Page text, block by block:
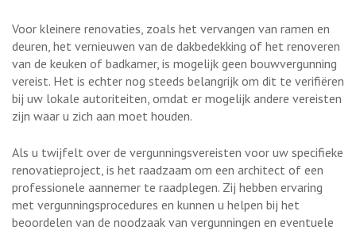
Voor kleinere renovaties, zoals het vervangen van ramen en
deuren, het vernieuwen van de dakbedekking of het renoveren
van de keuken of badkamer, is mogelijk geen bouwvergunning
vereist. Het is echter nog steeds belangrijk om dit te verifiëren
bij uw lokale autoriteiten, omdat er mogelijk andere vereisten
zijn waar u zich aan moet houden.
Als u twijfelt over de vergunningsvereisten voor uw specifieke
renovatieproject, is het raadzaam om een architect of een
professionele aannemer te raadplegen. Zij hebben ervaring
met vergunningsprocedures en kunnen u helpen bij het
beoordelen van de noodzaak van vergunningen en eventuele